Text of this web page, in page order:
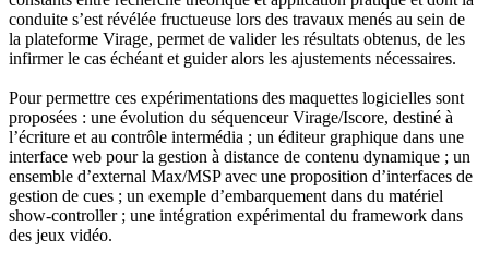
conduite s’est révélée fructueuse lors des travaux menés au sein de
la plateforme Virage, permet de valider les résultats obtenus, de les
infirmer le cas échéant et guider alors les ajustements nécessaires.
Pour permettre ces expérimentations des maquettes logicielles sont
proposées : une évolution du séquenceur Virage/Iscore, destiné à
l’écriture et au contrôle intermédia ; un éditeur graphique dans une
interface web pour la gestion à distance de contenu dynamique ; un
ensemble d’external Max/MSP avec une proposition d’interfaces de
gestion de cues ; un exemple d’embarquement dans du matériel
show-controller ; une intégration expérimental du framework dans
des jeux vidéo.